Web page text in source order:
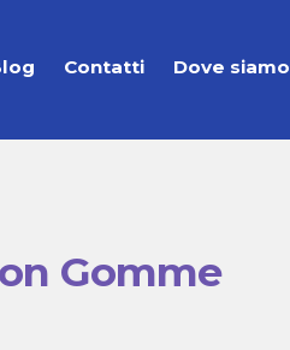
Contatti Dove siamo
Gomme